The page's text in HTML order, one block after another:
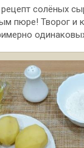
солёных
пюре! Творог и